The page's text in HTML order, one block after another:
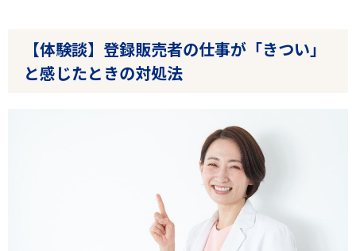
【体験談】登録販売者の仕事が「きつい」
と感じたときの対処法